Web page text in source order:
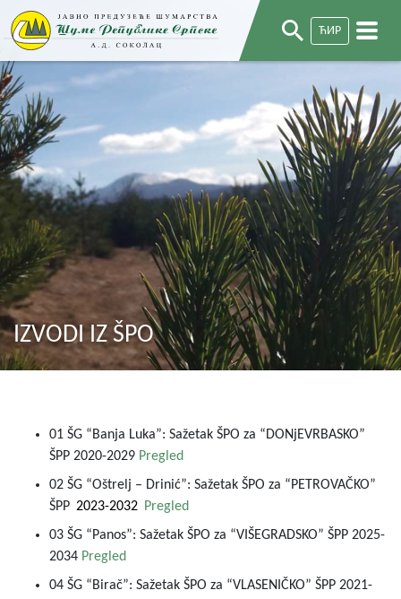
ЋИР
IZVODI IZ ŠPO
01 ŠG “Banja Luka”: Sažetak ŠPO za “DONjEVRBASKO”
ŠPP 2020-2029 Pregled
02 ŠG “Oštrelj – Drinić”: Sažetak ŠPO za “PETROVAČKO”
ŠPP 2023-2032 Pregled
03 ŠG “Panos”: Sažetak ŠPO za “VIŠEGRADSKO” ŠPP 2025-
2034 Pregled
04 ŠG “Birač”: Sažetak ŠPO za “VLASENIČKO” ŠPP 2021-